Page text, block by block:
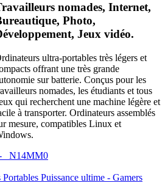
nomades, Internet,
Photo,
Jeux vidéo.
ultra-portables très légers et
offrant une très grande
sur batterie. Conçus pour les
nomades, les étudiants et tous
qui recherchent une machine légère et
à transporter. Ordinateurs assemblés
mesure, compatibles Linux et
N14MM0